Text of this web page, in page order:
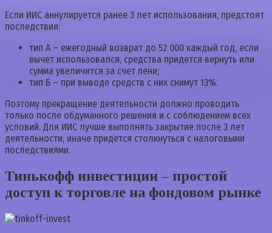
Если ИИС аннулируется ранее 3 лет использования, предстоят
последствия:
тип А – ежегодный возврат до 52 000 каждый год, если
вычет использовался, средства придется вернуть или
сумма увеличится за счет пени;
тип Б – при выводе средств с них снимут 13%.
Поэтому прекращение деятельности должно проводить
только после обдуманного решения и с соблюдением всех
условий. Для ИИС лучше выполнять закрытие после 3 лет
деятельности, иначе придется столкнуться с налоговыми
последствиями.
Тинькофф инвестиции – простой
доступ к торговле на фондовом рынке